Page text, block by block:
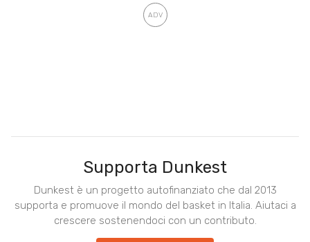
Supporta Dunkest
Dunkest è un progetto autofinanziato che dal 2013
supporta e promuove il mondo del basket in Italia. Aiutaci a
crescere sostenendoci con un contributo.